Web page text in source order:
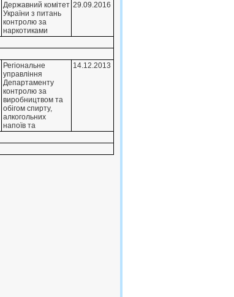
Державний комiтет
України з питань
контролю за
наркотиками
29.09.2016
Регiональне
управлiння
Департаменту
контролю за
виробництвом та
обiгом спирту,
алкогольних
напоїв та
14.12.2013